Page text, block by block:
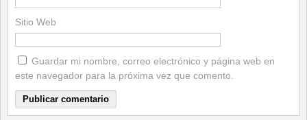
Sitio Web
Guardar mi nombre, correo electrónico y página web en
este navegador para la próxima vez que comento.